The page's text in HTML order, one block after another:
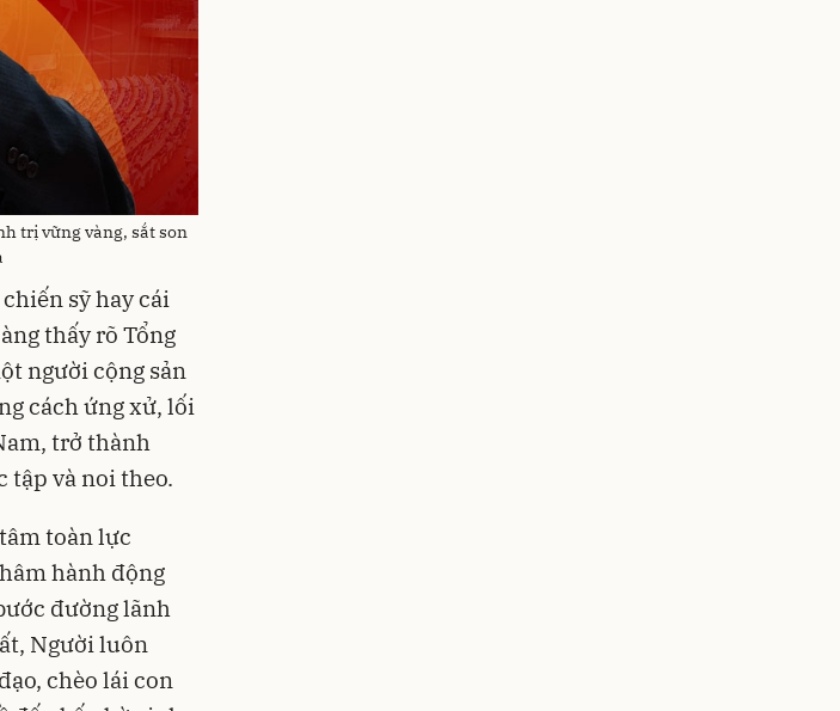
trị vững vàng, sắt son
sỹ hay cái
thấy rõ Tổng
người cộng sản
cách ứng xử, lối
trở thành
tập và noi theo.
toàn lực
hành động
đường lãnh
Người luôn
chèo lái con